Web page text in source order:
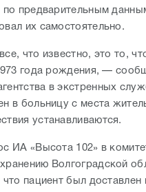
по предварительным
их самостоятельно.
что известно, это то,
года рождения, —
в экстренных
в больницу с места
устанавливаются.
ИА «Высота 102» в
Волгоградской
пациент был доставлен